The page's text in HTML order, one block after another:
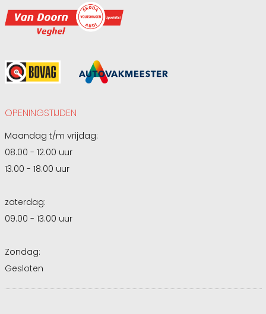
OPENINGSTIJDEN
Maandag t/m vrijdag:
08.00 - 12.00 uur
13.00 - 18.00 uur
zaterdag:
09.00 - 13.00 uur
Zondag:
Gesloten